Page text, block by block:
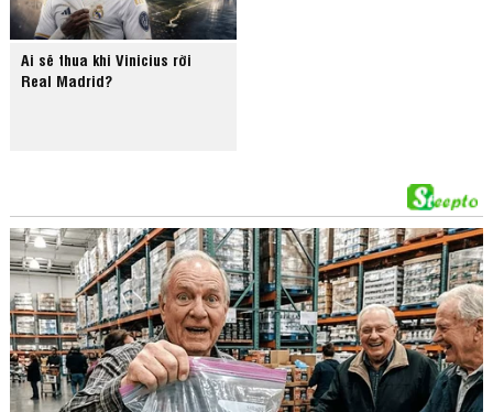
Ai sẽ thua khi Vinicius rời
Real Madrid?